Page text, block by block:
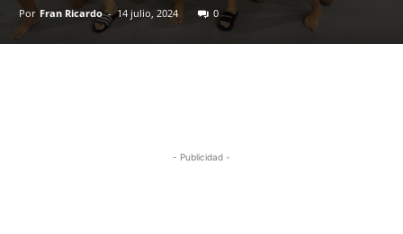
Por Fran Ricardo - 14 julio, 2024 0
- Publicidad -